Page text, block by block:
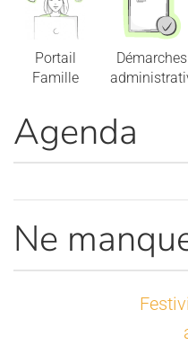
Portail
Famille
Démarches
Agenda
Ne